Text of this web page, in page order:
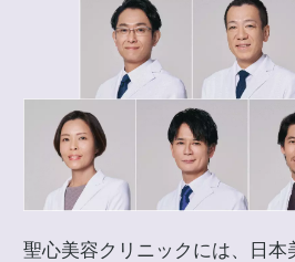
聖心美容クリニックには、日本